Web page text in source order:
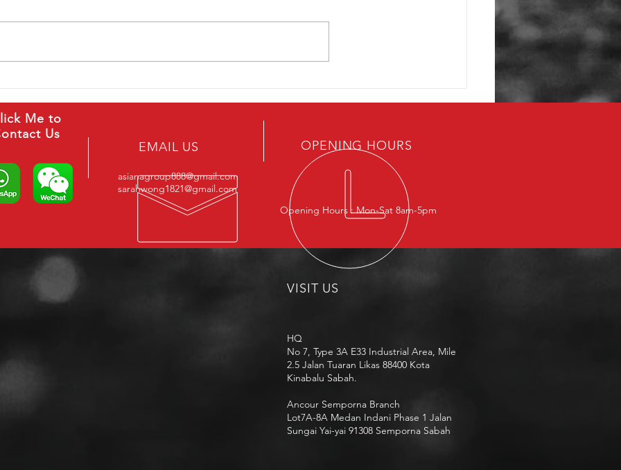
口感。 精选优质咖啡豆与高品质
保留经典风味的同时，减少甜腻
感，让您每天都能轻松享受。 无
论是热饮、冰饮，还是制作传统拉
茶（Teh Tarik），都能呈现绵密泡
沫与浓郁香气，每一口都充满沙巴
Me to
Us
EMAIL US
asianagroup888@gmail.com
sarahwong1821@gmail.com
OPENING HOURS
Opening Hours : Mon-Sat 8am-5pm
VISIT US
HQ
No 7, Type 3A E33 Industrial Area, Mile
2.5 Jalan Tuaran Likas 88400 Kota
Kinabalu Sabah.
Ancour Semporna Branch
Lot7A-8A Medan Indani Phase 1 Jalan
Sungai Yai-yai 91308 Semporna Sabah